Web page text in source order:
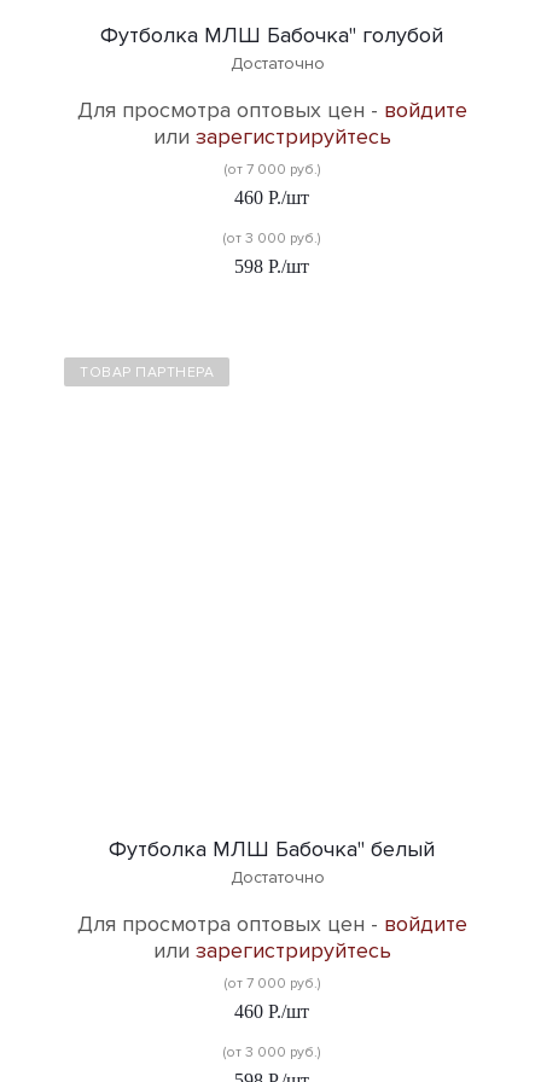
Футболка МЛШ Бабочка" голубой
Достаточно
Для просмотра оптовых цен - войдите
или зарегистрируйтесь
(от 7 000 руб.)
460 Р./шт
(от 3 000 руб.)
598 Р./шт
ТОВАР ПАРТНЕРА
Футболка МЛШ Бабочка" белый
Достаточно
Для просмотра оптовых цен - войдите
или зарегистрируйтесь
(от 7 000 руб.)
460 Р./шт
(от 3 000 руб.)